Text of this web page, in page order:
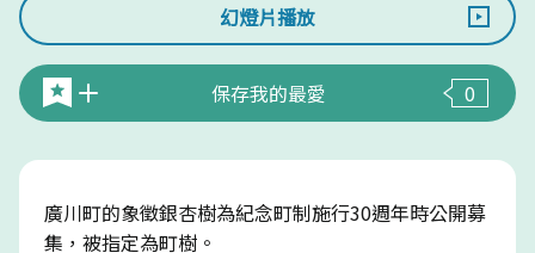
幻燈片播放
保存我的最愛 0
廣川町的象徵銀杏樹為紀念町制施行30週年時公開募
集，被指定為町樹。